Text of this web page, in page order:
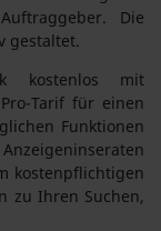
Die
gestaltet.
kostenlos mit
Tarif für einen
Funktionen
kostenpflichtigen
zu Ihren Suchen,